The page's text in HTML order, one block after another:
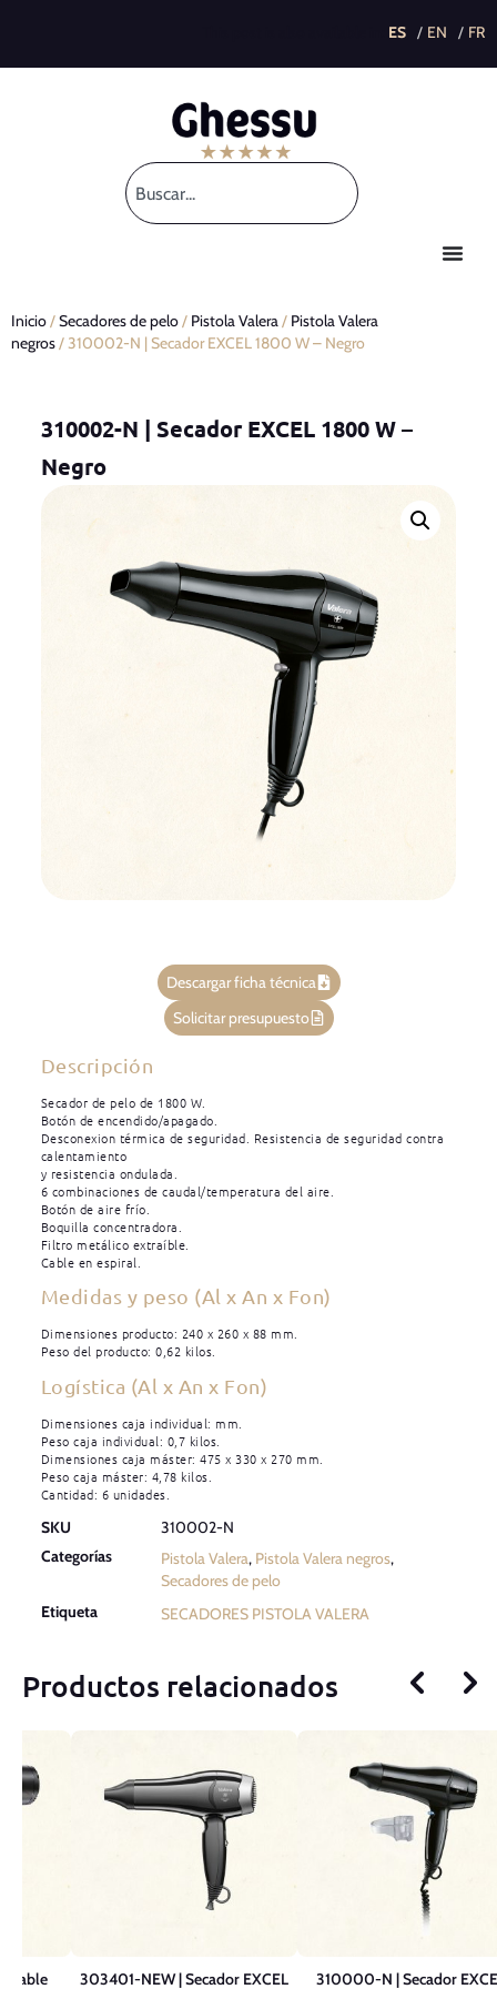
Inicio/Secadores de pelo/ Pistola Valera/ Pistola Valera
negros/ 310002-N | Secador EXCEL 1800 W – Negro
310002-N | Secador EXCEL 1800 W –
Negro
Descargar ficha técnica
Solicitar presupuesto
Descripción
Secador de pelo de 1800 W.
Botón de encendido/apagado.
Desconexion térmica de seguridad. Resistencia de seguridad contra
calentamiento
y resistencia ondulada.
6 combinaciones de caudal/temperatura del aire.
Botón de aire frío.
Boquilla concentradora.
Filtro metálico extraíble.
Cable en espiral.
Medidas y peso (Al x An x Fon)
Dimensiones producto: 240 x 260 x 88 mm.
Peso del producto: 0,62 kilos.
Logística (Al x An x Fon)
Dimensiones caja individual: mm.
Peso caja individual: 0,7 kilos.
Dimensiones caja máster: 475 x 330 x 270 mm.
Peso caja máster: 4,78 kilos.
Cantidad: 6 unidades.
SKU
310002-N
Categorías
Pistola Valera, Pistola Valera negros,
Secadores de pelo
Etiqueta
SECADORES PISTOLA VALERA
Productos relacionados
303401-NEW | Secador EXCEL 310000-N | Secador